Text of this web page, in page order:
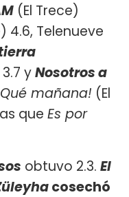
(El Trece)
4.6, Telenueve
yNosotros a
Qué mañana! (El
que Es por
obtuvo 2.3. El
cosechó